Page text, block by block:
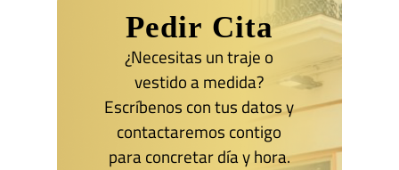
Pedir Cita
¿Necesitas un traje o
vestido a medida?
Escríbenos con tus datos y
contactaremos contigo
para concretar día y hora.